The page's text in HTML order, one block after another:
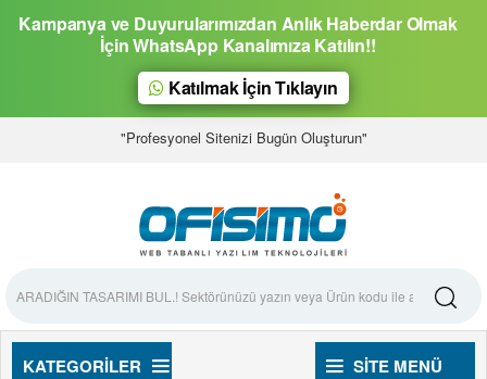
Kampanya ve Duyurularımızdan Anlık Haberdar Olmak
İçin WhatsApp Kanalımıza Katılın!!
Katılmak İçin Tıklayın
"Profesyonel Sitenizi Bugün Oluşturun"
KATEGORILER SITE MENÜ